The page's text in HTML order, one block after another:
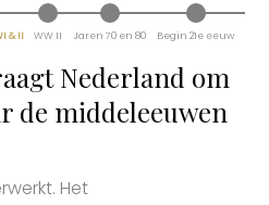
& II WW II Jaren 70 en 80 Begin 21e eeuw
Nederland om
de middeleeuwen
Het